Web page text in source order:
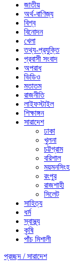
জাতীয়
অর্থ-বাণিজ্য
বিশ্ব
বিনোদন
খেলা
তথ্য-প্রযুক্তি
প্রবাসী সংবাদ
অপরাধ
ভিডিও
মতাতম
রাজনীতি
লাইফস্টাইল
শিক্ষাঙ্গন
সারাদেশ
ঢাকা
খুলনা
চট্টগ্রাম
বরিশাল
ময়মনসিংহ
রংপুর
রাজশাহী
সিলেট
সাহিত্য
ধর্ম
স্বাস্থ্য
কৃষি
পাঁচ মিশালী
প্রচ্ছদ /সারাদেশ